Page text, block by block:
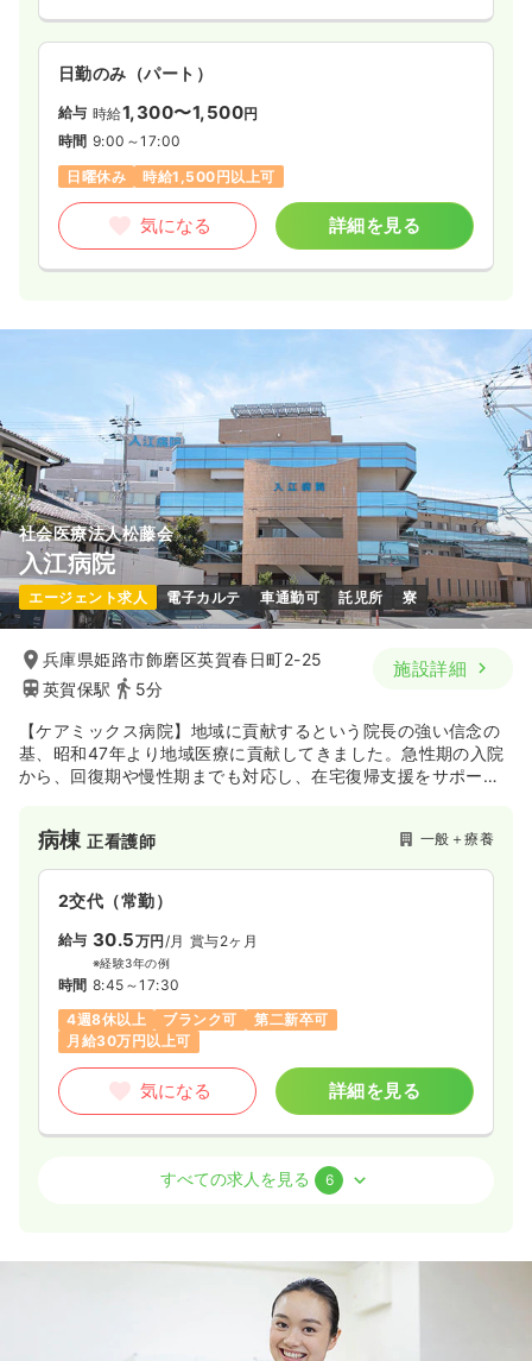
気になる 詳細を見る
日勤のみ（パート）
給与 時給1,600円〜
時間 8:00～16:45
時給1,600円以上可
気になる 詳細を見る
日勤のみ（パート）
給与 時給1,300〜1,500円
時間 9:00～17:00
日曜休み
時給1,500円以上可
気になる 詳細を見る
社会医療法人松藤会
入江病院
エージェント求人 電子カルテ 車通勤可 託児所 寮
兵庫県姫路市飾磨区英賀春日町2-25
英賀保駅
5分
施設詳細
【ケアミックス病院】地域に貢献するという院長の強い信念の
基、昭和47年より地域医療に貢献してきました。急性期の入院
から、回復期や慢性期までも対応し、在宅復帰支援をサポート
病棟正看護師 一般＋療養
2交代（常勤）
給与 30.5万円 /月 賞与2ヶ月
※経験3年の例
時間 8:45～17:30
4週8休以上
ブランク可
第二新卒可
月給30万円以上可
気になる 詳細を見る
賞与2ヶ月
4週8休以上
第二新卒可
すべての求人を見る 6